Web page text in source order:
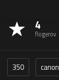
4
flogerov
350 canon